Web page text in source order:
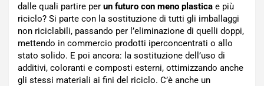
dalle quali partire per un futuro con meno plastica e più
riciclo? Si parte con la sostituzione di tutti gli imballaggi
non riciclabili, passando per l’eliminazione di quelli doppi,
mettendo in commercio prodotti iperconcentrati o allo
stato solido. E poi ancora: la sostituzione dell’uso di
additivi, coloranti e composti esterni, ottimizzando anche
gli stessi materiali ai fini del riciclo. C’è anche un